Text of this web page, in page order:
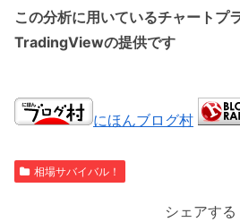
この分析に用いているチャートプ
TradingViewの提供です
にほんブログ村
相場サバイバル！
シェアする